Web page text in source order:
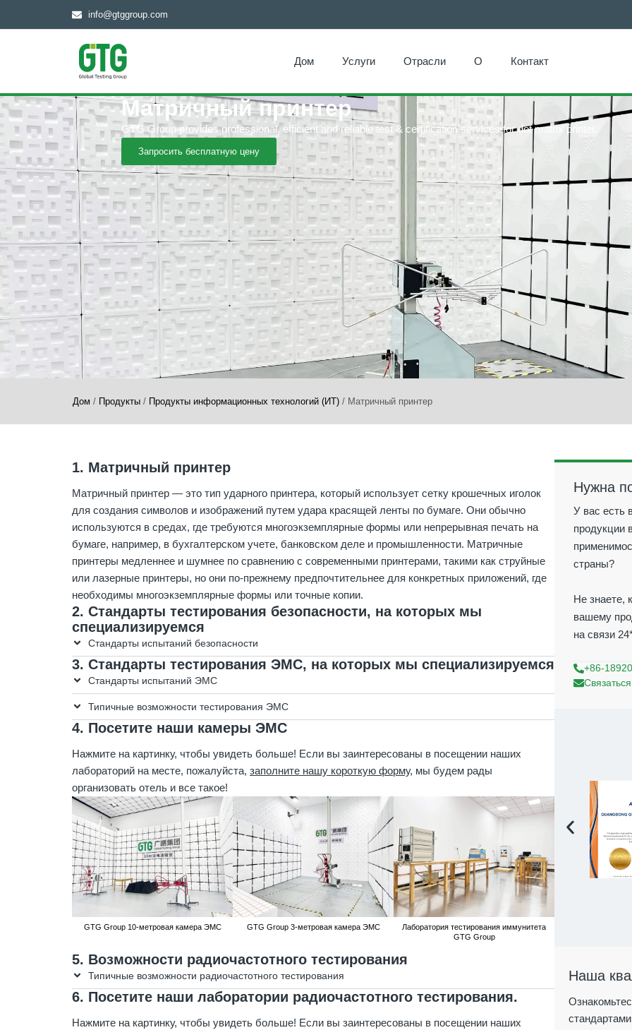
info@gtggroup.com
Дом Услуги Отрасли О Контакт
Матричный принтер
GTG Group provides professional, efficient and reliable test & certification services for dot matrix printer.
Запросить бесплатную цену
Дом / Продукты / Продукты информационных технологий (ИТ) / Матричный принтер
1. Матричный принтер
Матричный принтер — это тип ударного принтера, который использует сетку крошечных иголок
для создания символов и изображений путем удара красящей ленты по бумаге. Они обычно
используются в средах, где требуются многоэкземплярные формы или непрерывная печать на
бумаге, например, в бухгалтерском учете, банковском деле и промышленности. Матричные
принтеры медленнее и шумнее по сравнению с современными принтерами, такими как струйные
или лазерные принтеры, но они по-прежнему предпочтительнее для конкретных приложений, где
необходимы многоэкземплярные формы или точные копии.
2. Стандарты тестирования безопасности, на которых мы
специализируемся
Стандарты испытаний безопасности
3. Стандарты тестирования ЭМС, на которых мы специализируемся
Стандарты испытаний ЭМС
Типичные возможности тестирования ЭМС
4. Посетите наши камеры ЭМС
Нажмите на картинку, чтобы увидеть больше! Если вы заинтересованы в посещении наших
лабораторий на месте, пожалуйста, заполните нашу короткую форму, мы будем рады
организовать отель и все такое!
GTG Group 10-метровая камера ЭМС GTG Group 3-метровая камера ЭМС
Лаборатория тестирования иммунитета
GTG Group
5. Возможности радиочастотного тестирования
Типичные возможности радиочастотного тестирования
6. Посетите наши лаборатории радиочастотного тестирования.
Нажмите на картинку, чтобы увидеть больше! Если вы заинтересованы в посещении наших
Нужна
У вас есть
продукции
страны?
Не знаете,
вашему
на связи
+86-
Наша